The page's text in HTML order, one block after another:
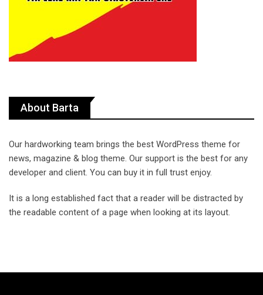
About Barta
Our hardworking team brings the best WordPress theme for
news, magazine & blog theme. Our support is the best for any
developer and client. You can buy it in full trust enjoy.
It is a long established fact that a reader will be distracted by
the readable content of a page when looking at its layout.